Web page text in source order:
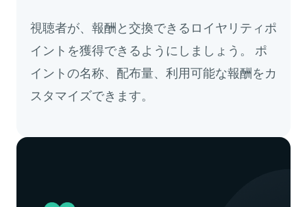
視聴者が、報酬と交換できるロイヤリティポ
イントを獲得できるようにしましょう。 ポ
イントの名称、配布量、利用可能な報酬をカ
スタマイズできます。